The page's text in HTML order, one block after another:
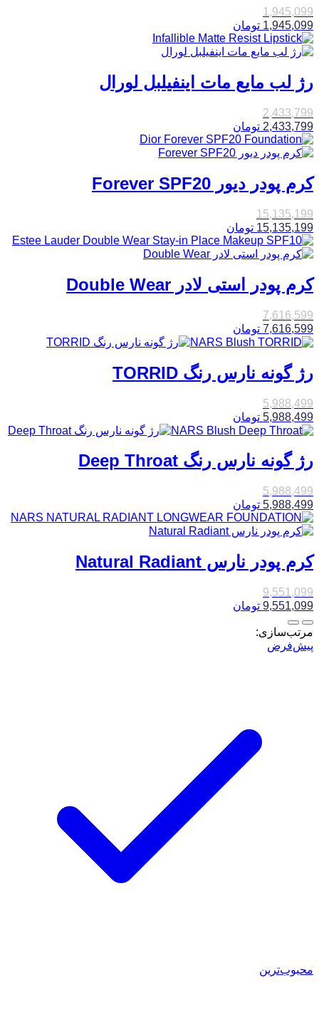
1,945,099
1,945,099 تومان
رژ لب مایع مات اینفیلبل لورال
2,433,799
2,433,799 تومان
کرم پودر دیور Forever SPF20
15,135,199
15,135,199 تومان
کرم پودر استی لادر Double Wear
7,616,599
7,616,599 تومان
رژ گونه نارس رنگ TORRID
5,988,499
5,988,499 تومان
رژ گونه نارس رنگ Deep Throat
5,988,499
5,988,499 تومان
کرم پودر نارس Natural Radiant
9,551,099
9,551,099 تومان
مرتب‌سازی:
پیش‌فرض
محبوب‌ترین